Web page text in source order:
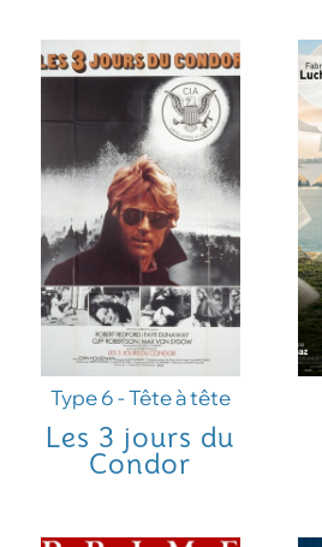
Type 6 - Tête à tête
Les 3 jours du
Condor